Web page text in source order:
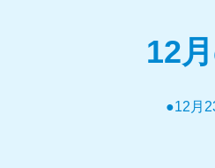
12
●12月